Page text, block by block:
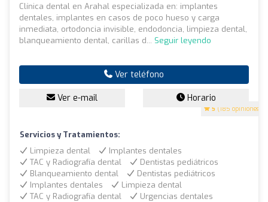
5 (185 opiniones)
Clínica dental en Arahal especializada en: implantes
dentales, implantes en casos de poco hueso y carga
inmediata, ortodoncia invisible, endodoncia, limpieza dental,
blanqueamiento dental, carillas d... Seguir leyendo
Ver teléfono
Ver e-mail Horario
Servicios y Tratamientos:
Limpieza dental
Implantes dentales
TAC y Radiografía dental
Dentistas pediátricos
Blanqueamiento dental
Dentistas pediátricos
Implantes dentales
Limpieza dental
TAC y Radiografía dental
Urgencias dentales